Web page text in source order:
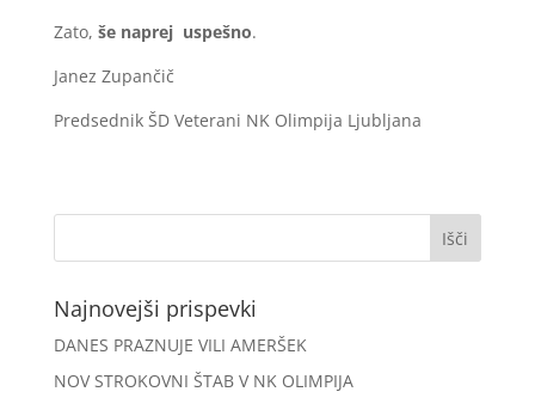
Zato, še naprej uspešno.
Janez Zupančič
Predsednik ŠD Veterani NK Olimpija Ljubljana
Najnovejši prispevki
DANES PRAZNUJE VILI AMERŠEK
NOV STROKOVNI ŠTAB V NK OLIMPIJA